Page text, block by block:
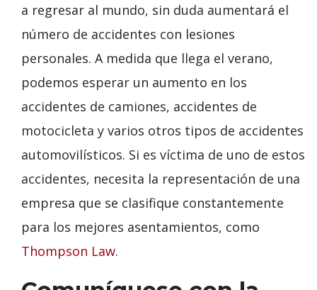
a regresar al mundo, sin duda aumentará el
número de accidentes con lesiones
personales. A medida que llega el verano,
podemos esperar un aumento en los
accidentes de camiones, accidentes de
motocicleta y varios otros tipos de accidentes
automovilísticos. Si es víctima de uno de estos
accidentes, necesita la representación de una
empresa que se clasifique constantemente
para los mejores asentamientos, como
Thompson Law.